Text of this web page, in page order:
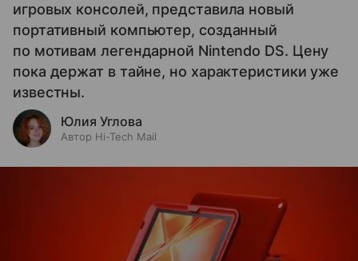
игровых консолей, представила новый
портативный компьютер, созданный
по мотивам легендарной Nintendo DS. Цену
пока держат в тайне, но характеристики уже
известны.
Юлия Углова
Автор Hi-Tech Mail